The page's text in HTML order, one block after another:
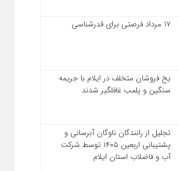
17 مرداد فرصتی برای قدرشناسی
یخ‌ فروشان متخلف در ایلام با جریمه
سنگین و پلمب غافلگیر شدند
تجلیل از رانندگان ناوگان آبرسانی و
پشتیبانی اربعین ۱۴۰۵ توسط شرکت
آب و فاضلاب استان ایلام